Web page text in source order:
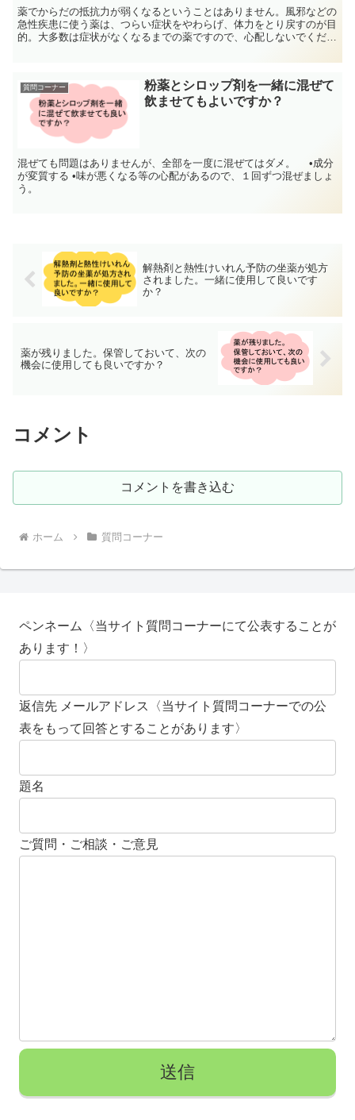
薬でからだの抵抗力が弱くなるということはありません。風邪などの
急性疾患に使う薬は、つらい症状をやわらげ、体力をとり戻すのが目
的。大多数は症状がなくなるまでの薬ですので、心配しないでくださ
質問コーナー
粉薬とシロップ剤を一緒に混ぜて
飲ませてもよいですか？
混ぜても問題はありませんが、全部を一度に混ぜてはダメ。 •成分
が変質する •味が悪くなる等の心配があるので、１回ずつ混ぜましょ
う。
解熱剤と熱性けいれん予防の坐薬が処方
されました。一緒に使用して良いです
か？
薬が残りました。保管しておいて、次の
機会に使用しても良いですか？
コメント
コメントを書き込む
ホーム 質問コーナー
ペンネーム〈当サイト質問コーナーにて公表することが
あります！〉
返信先 メールアドレス〈当サイト質問コーナーでの公
表をもって回答とすることがあります〉
題名
ご質問・ご相談・ご意見